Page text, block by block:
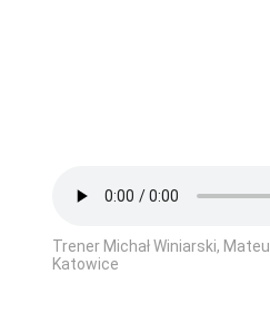
Trener Michał Winiarski,
Katowice